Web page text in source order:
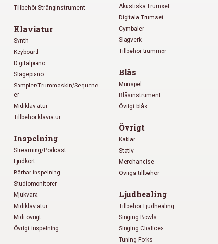
Tillbehör Stränginstrument
Klaviatur
Synth
Keyboard
Digitalpiano
Stagepiano
Sampler/Trummaskin/Sequenc
er
Midiklaviatur
Tillbehör klaviatur
Inspelning
Streaming/Podcast
Ljudkort
Bärbar inspelning
Studiomonitorer
Mjukvara
Midiklaviatur
Midi övrigt
Övrigt inspelning
Akustiska Trumset
Digitala Trumset
Cymbaler
Slagverk
Tillbehör trummor
Blås
Munspel
Blåsinstrument
Övrigt blås
Övrigt
Kablar
Stativ
Merchandise
Övriga tillbehör
Ljudhealing
Tillbehör Ljudhealing
Singing Bowls
Singing Chalices
Tuning Forks